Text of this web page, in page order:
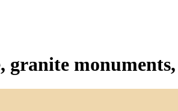
granite